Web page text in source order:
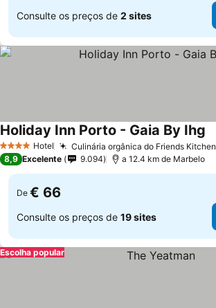
Consulte os preços de 2 sites
4 EstrelasHotel Culinária orgânica do Friends Kitchen
Holiday Inn Porto - Gaia By Ihg
8,9 Excelente 9.094 a 12.4 km de Marbelo
De € 66
Consulte os preços de 19 sites
Escolha popular